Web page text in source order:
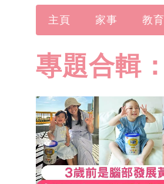
主頁 家事 教育
專題合輯：